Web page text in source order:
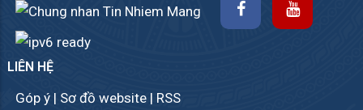
LIÊN HỆ
Góp ý | Sơ đồ website | RSS